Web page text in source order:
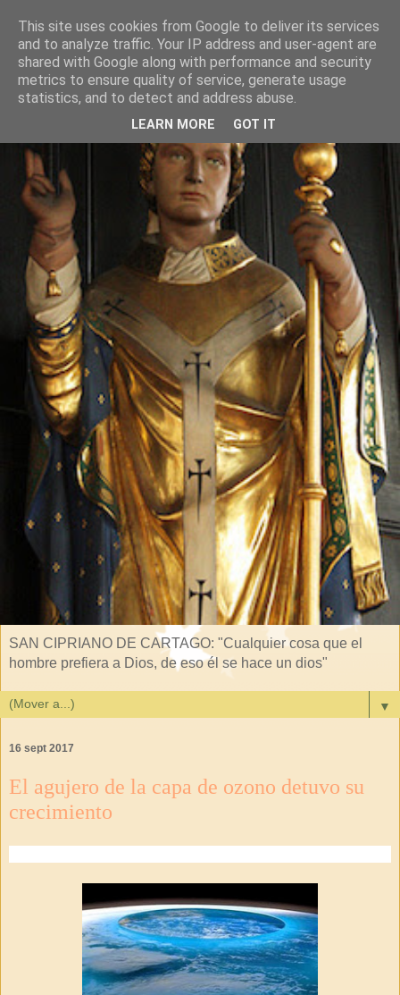
SAN CIPRIANO DE CARTAGO: "Cualquier cosa que el
hombre prefiera a Dios, de eso él se hace un dios"
▼
16 sept 2017
El agujero de la capa de ozono detuvo su
crecimiento
This site uses cookies from Google to deliver its services
and to analyze traffic. Your IP address and user-agent are
shared with Google along with performance and security
metrics to ensure quality of service, generate usage
statistics, and to detect and address abuse.
LEARN MORE GOT IT